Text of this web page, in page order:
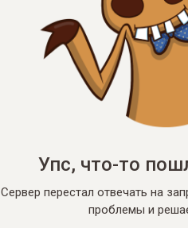
Упс, что-то
Сервер перестал отвечать на
проблемы и